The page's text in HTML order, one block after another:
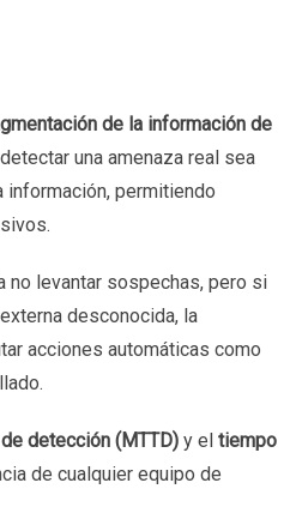
de la información de
una amenaza real sea
información, permitiendo
no levantar sospechas, pero si
desconocida, la
acciones automáticas como
detección (MTTD) y eltiempo
de cualquier equipo de